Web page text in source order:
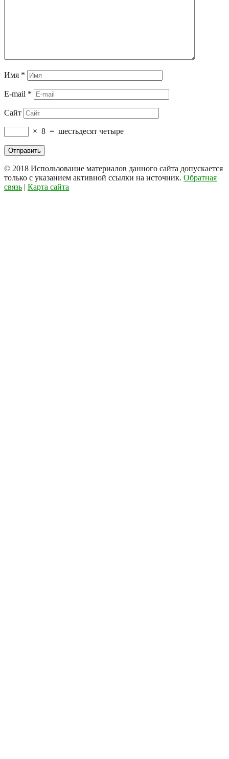
Имя *
E-mail *
Сайт
× 8 = шестьдесят четыре
© 2018 Использование материалов данного сайта допускается
только с указанием активной ссылки на источник. Обратная
связь | Карта сайта